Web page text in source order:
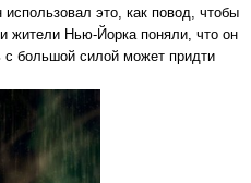
это, как повод, чтобы
жители Нью-Йорка поняли, что он
с большой силой может придти